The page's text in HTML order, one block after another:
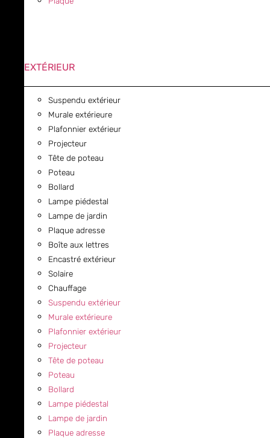
EXTÉRIEUR
Suspendu extérieur
Murale extérieure
Plafonnier extérieur
Projecteur
Tête de poteau
Poteau
Bollard
Lampe piédestal
Lampe de jardin
Plaque adresse
Boîte aux lettres
Encastré extérieur
Solaire
Chauffage
Suspendu extérieur
Murale extérieure
Plafonnier extérieur
Projecteur
Tête de poteau
Poteau
Bollard
Lampe piédestal
Lampe de jardin
Plaque adresse